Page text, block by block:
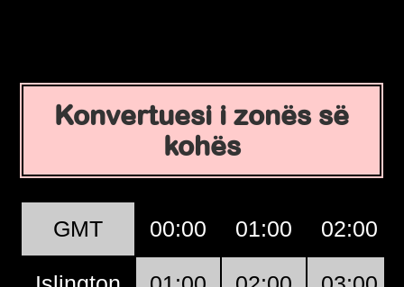
Konvertuesi i zonës së
kohës
GMT 00:00 01:00 02:00